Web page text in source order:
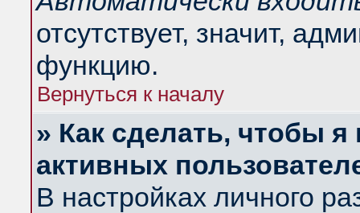
отсутствует, значит,
функцию.
Вернуться к началу
» Как сделать, чтобы
активных
В настройках личного